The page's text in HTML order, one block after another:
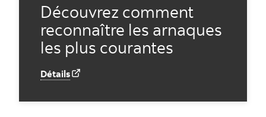
Découvrez comment
reconnaître les arnaques
les plus courantes
Détails